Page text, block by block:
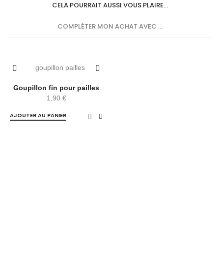
CELA POURRAIT AUSSI VOUS PLAIRE...
COMPLÉTER MON ACHAT AVEC ...
Goupillon fin pour pailles
1,90 €
AJOUTER AU PANIER